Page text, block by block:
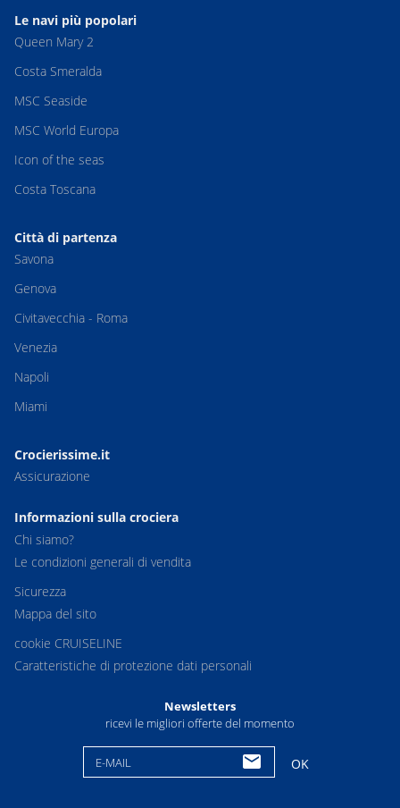
Le navi più popolari
Queen Mary 2
Costa Smeralda
MSC Seaside
MSC World Europa
Icon of the seas
Costa Toscana
Città di partenza
Savona
Genova
Civitavecchia - Roma
Venezia
Napoli
Miami
Crocierissime.it
Assicurazione
Informazioni sulla crociera
Chi siamo?
Le condizioni generali di vendita
Sicurezza
Mappa del sito
cookie CRUISELINE
Caratteristiche di protezione dati personali
Newsletters
ricevi le migliori offerte del momento
E-MAIL OK